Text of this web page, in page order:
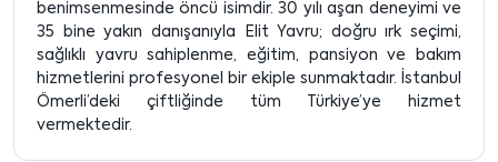
benimsenmesinde öncü isimdir. 30 yılı aşan deneyimi ve
35 bine yakın danışanıyla Elit Yavru; doğru ırk seçimi,
sağlıklı yavru sahiplenme, eğitim, pansiyon ve bakım
hizmetlerini profesyonel bir ekiple sunmaktadır. İstanbul
Ömerli’deki çiftliğinde tüm Türkiye’ye hizmet
vermektedir.